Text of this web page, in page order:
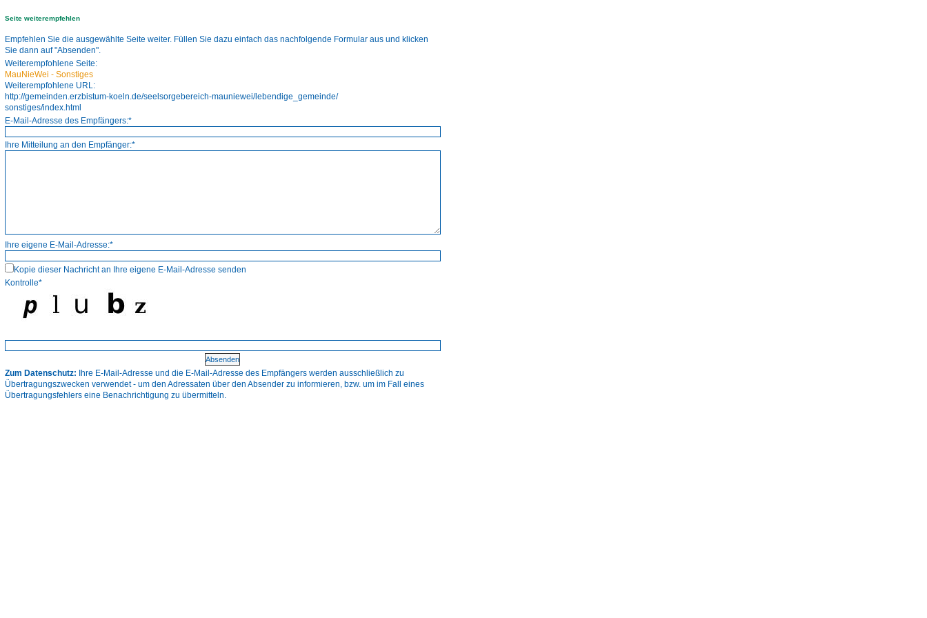
Seite weiterempfehlen
Empfehlen Sie die ausgewählte Seite weiter. Füllen Sie dazu einfach das nachfolgende Formular aus und klicken
Sie dann auf "Absenden".
Weiterempfohlene Seite:
MauNieWei - Sonstiges
Weiterempfohlene URL:
http://gemeinden.erzbistum-koeln.de/seelsorgebereich-mauniewei/lebendige_gemeinde/
sonstiges/index.html
E-Mail-Adresse des Empfängers:*
Ihre Mitteilung an den Empfänger:*
Ihre eigene E-Mail-Adresse:*
Kopie dieser Nachricht an Ihre eigene E-Mail-Adresse senden
Kontrolle*
Zum Datenschutz: Ihre E-Mail-Adresse und die E-Mail-Adresse des Empfängers werden ausschließlich zu
Übertragungszwecken verwendet - um den Adressaten über den Absender zu informieren, bzw. um im Fall eines
Übertragungsfehlers eine Benachrichtigung zu übermitteln.